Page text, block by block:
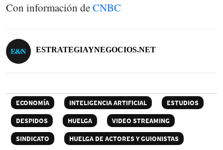
Con información deCNBC
ESTRATEGIAYNEGOCIOS.NET
ECONOMÍA INTELIGENCIA ARTIFICIAL
ESTUDIOS
DESPIDOS
HUELGA
VIDEO STREAMING
SINDICATO
HUELGA DE ACTORES Y GUIONISTAS